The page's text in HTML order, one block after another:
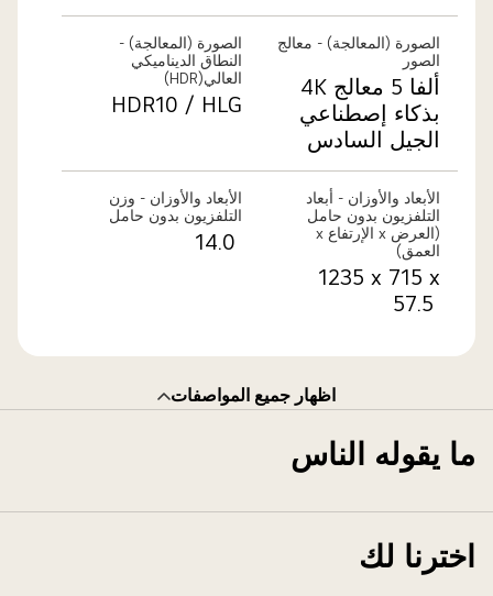
الصورة (المعالجة) - معالج
الصور
ألفا 5 معالج 4K
بذكاء إصطناعي
الجيل السادس
الصورة (المعالجة) -
النطاق الديناميكي
العالي(HDR)
HDR10 / HLG
الأبعاد والأوزان - أبعاد
التلفزيون بدون حامل
(العرض x الإرتفاع x
العمق)
‎1235 x 715 x
57.5 ‎
الأبعاد والأوزان - وزن
التلفزيون بدون حامل
‎14.0 ‎
اظهار جميع المواصفات
ما يقوله الناس
اخترنا لك